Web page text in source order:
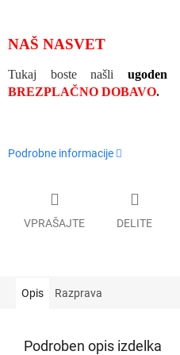
NAŠ NASVET
Tukaj boste našli ugoden
BREZPLAČNO DOBAVO.
Podrobne informacije
VPRAŠAJTE DELITE
Opis Razprava
Podroben opis izdelka